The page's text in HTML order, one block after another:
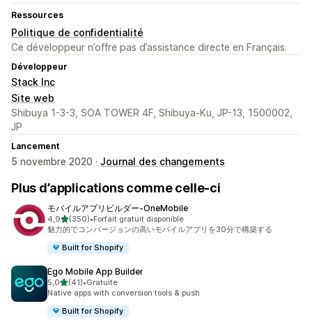
Ressources
Politique de confidentialité
Ce développeur n’offre pas d’assistance directe en Français.
Développeur
Stack Inc
Site web
Shibuya 1-3-3, SOA TOWER 4F, Shibuya-Ku, JP-13, 1500002,
JP
Lancement
5 novembre 2020 · Journal des changements
Plus d’applications comme celle-ci
モバイルアプリビルダー‑OneMobile
4,9étoile(s) sur 5
(350)
350 avis au total
•Forfait gratuit disponible
魅力的でコンバージョンの高いモバイルアプリを30分で構築する
Built for Shopify
Ego Mobile App Builder
5,0étoile(s) sur 5
(41)
41 avis au total
•Gratuite
Native apps with conversion tools & push
Built for Shopify